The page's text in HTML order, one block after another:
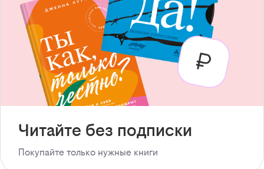
Читайте без подписки
Покупайте только нужные книги